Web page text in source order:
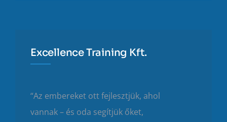
Excellence Training Kft.
“Az embereket ott fejlesztjük, ahol
vannak – és oda segítjük őket,